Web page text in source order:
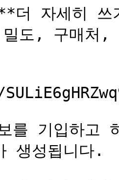
더 자세히
도, 구매처,
를 기입하고
생성됩니다.